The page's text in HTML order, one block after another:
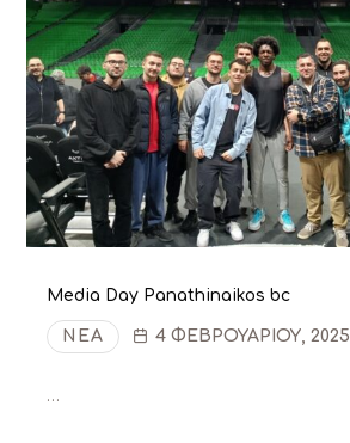
Media Day Panathinaikos bc
ΝΈΑ 4 ΦΕΒΡΟΥΑΡΊΟΥ, 2025
…